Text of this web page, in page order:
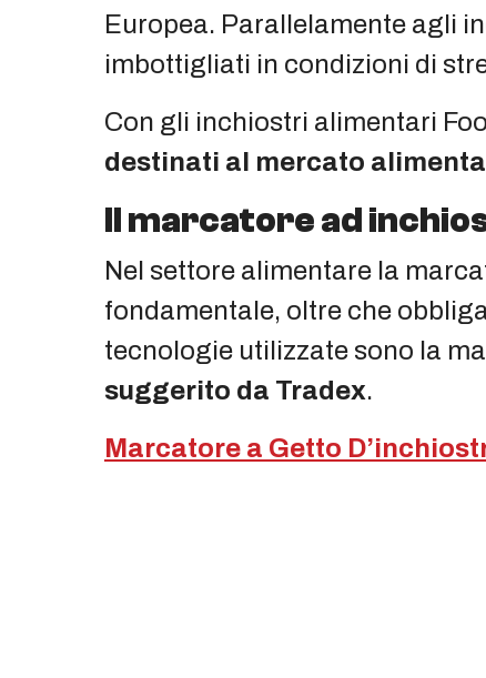
Europea. Parallelamente agli
imbottigliati in condizioni di
Con gli inchiostri alimentari
destinati al mercato
Il marcatore ad
Nel settore alimentare la
fondamentale, oltre che
tecnologie utilizzate sono la
suggerito da Tradex.
Marcatore a Getto